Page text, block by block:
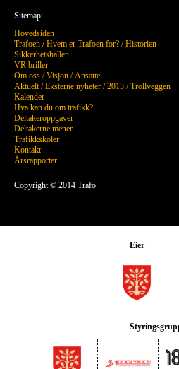
Sitemap:
Hovedsiden
Trafoen /Hvem er Trafoen for? /Historien
Sikkerhetshallen
VR briller
Om oss /Visjon /Ansatte
Aktuelt/Eksterne nyheter /2013 /Trollveggen
Kalender
Hva kan du om trafikk?
Deltakeroppgaver
Deltakerne mener
Trafikkskoler
Kontakt
Årsrapporter
Copyright © 2014 Trafo
Eier